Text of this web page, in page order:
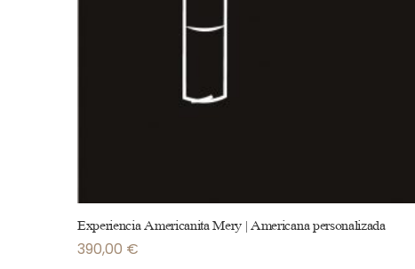
Experiencia Americanita Mery | Americana personalizada
390,00 €